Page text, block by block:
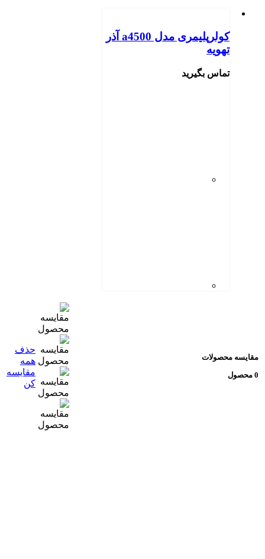
کولرپلیمری مدل a4500 آذر
تهویه
تماس بگیرید
محصولات
حذف
همه
مقایسه
کن